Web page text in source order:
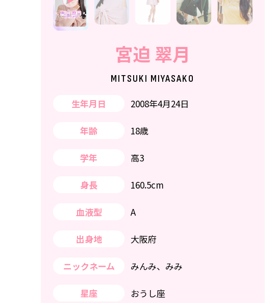
宮迫 翠月
MITSUKI MIYASAKO
生年月日 2008年4月24日
年齢 18歳
学年 高3
身長 160.5cm
血液型 A
出身地 大阪府
ニックネーム みんみ、みみ
星座 おうし座